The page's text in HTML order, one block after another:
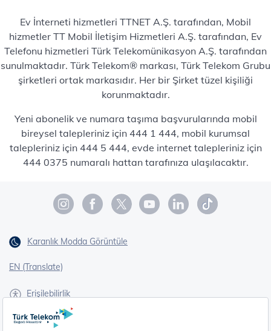
Ev İnterneti hizmetleri TTNET A.Ş. tarafından, Mobil
hizmetler TT Mobil İletişim Hizmetleri A.Ş. tarafından, Ev
Telefonu hizmetleri Türk Telekomünikasyon A.Ş. tarafından
sunulmaktadır. Türk Telekom® markası, Türk Telekom Grubu
şirketleri ortak markasıdır. Her bir Şirket tüzel kişiliği
korunmaktadır.
Yeni abonelik ve numara taşıma başvurularında mobil
bireysel talepleriniz için 444 1 444, mobil kurumsal
talepleriniz için 444 5 444, evde internet talepleriniz için
444 0375 numaralı hattan tarafınıza ulaşılacaktır.
Karanlık Modda Görüntüle
EN (Translate)
Erişilebilirlik
İşaret Dili Çevirisi